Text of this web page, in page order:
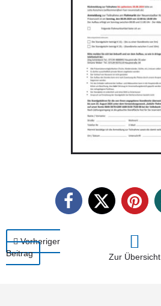
Vorheriger
Beitrag
Zur Übersicht